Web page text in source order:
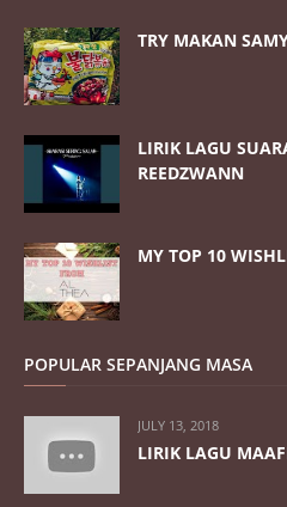
TRY MAKAN
LIRIK LAGU
REEDZWANN
MY TOP 10
POPULAR SEPANJANG MASA
JULY 13, 2018
LIRIK LAGU